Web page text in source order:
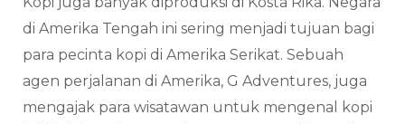
di Amerika Tengah ini sering menjadi tujuan bagi
para pecinta kopi di Amerika Serikat. Sebuah
agen perjalanan di Amerika, G Adventures, juga
mengajak para wisatawan untuk mengenal kopi